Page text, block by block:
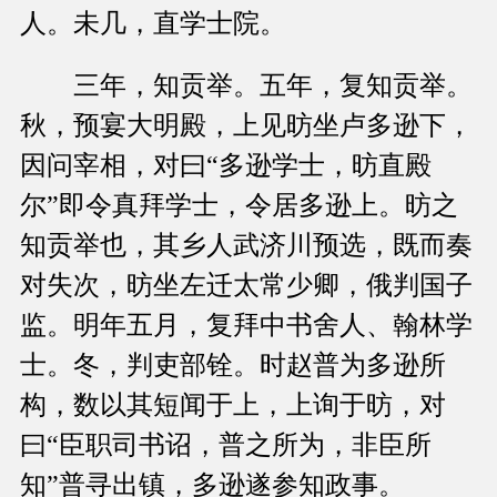
人。未几，直学士院。
三年，知贡举。五年，复知贡举。
秋，预宴大明殿，上见昉坐卢多逊下，
因问宰相，对曰“多逊学士，昉直殿
尔”即令真拜学士，令居多逊上。昉之
知贡举也，其乡人武济川预选，既而奏
对失次，昉坐左迁太常少卿，俄判国子
监。明年五月，复拜中书舍人、翰林学
士。冬，判吏部铨。时赵普为多逊所
构，数以其短闻于上，上询于昉，对
曰“臣职司书诏，普之所为，非臣所
知”普寻出镇，多逊遂参知政事。